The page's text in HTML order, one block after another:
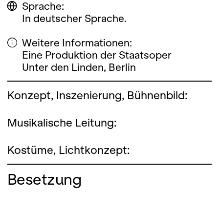
Sprache:
In deutscher Sprache.
Weitere Informationen:
Eine Produktion der Staatsoper
Unter den Linden, Berlin
Konzept, Inszenierung, Bühnenbild:
Musikalische Leitung:
Kostüme, Lichtkonzept:
Besetzung